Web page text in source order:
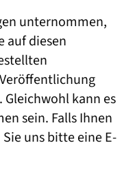
unternommen,
auf diesen
kann es
sein. Falls Ihnen
uns bitte eine E-